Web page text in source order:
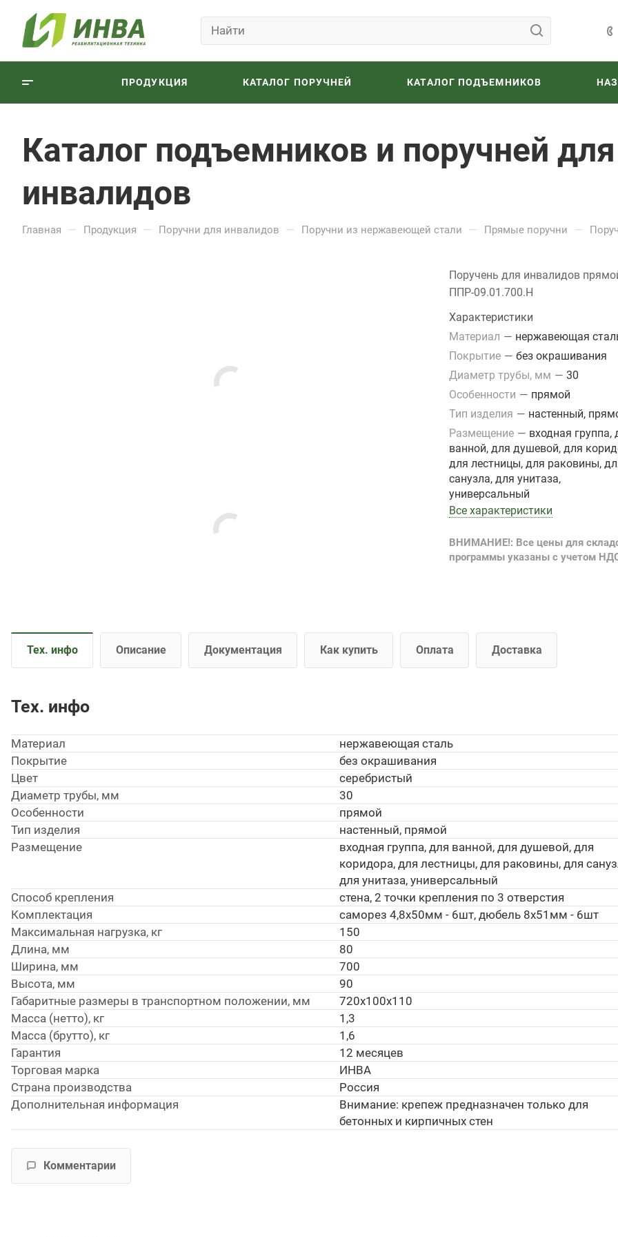
ПРОДУКЦИЯ КАТАЛОГ ПОРУЧНЕЙ КАТАЛОГ ПОДЪЕМНИКОВ
Каталог подъемников и поручней для
инвалидов
Главная — Продукция — Поручни для инвалидов — Поручни из нержавеющей стали — Прямые поручни —
Поручень для инвалидов
ППР-09.01.700.Н
Характеристики
Материал — нержавеющая
Покрытие — без окрашивания
Диаметр трубы, мм — 30
Особенности — прямой
Тип изделия — настенный,
Размещение — входная группа,
ванной, для душевой, для
для лестницы, для раковины,
санузла, для унитаза,
универсальный
Все характеристики
ВНИМАНИЕ!: Все цены для
программы указаны с учетом
Тех. инфо Описание Документация Как купить Оплата Доставка
Тех. инфо
Материал
нержавеющая сталь
Покрытие
без окрашивания
Цвет
серебристый
Диаметр трубы, мм
30
Особенности
прямой
Тип изделия
настенный, прямой
Размещение
входная группа, для ванной, для душевой, для
коридора, для лестницы, для раковины, для
для унитаза, универсальный
Способ крепления
стена, 2 точки крепления по 3 отверстия
Комплектация
саморез 4,8х50мм - 6шт, дюбель 8х51мм - 6шт
Максимальная нагрузка, кг
150
Длина, мм
80
Ширина, мм
700
Высота, мм
90
Габаритные размеры в транспортном положении, мм
720х100х110
Масса (нетто), кг
1,3
Масса (брутто), кг
1,6
Гарантия
12 месяцев
Торговая марка
ИНВА
Страна производства
Россия
Дополнительная информация
Внимание: крепеж предназначен только для
бетонных и кирпичных стен
Комментарии